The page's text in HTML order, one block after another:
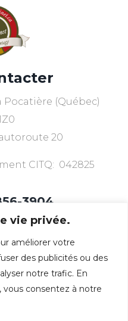
vie privée.
améliorer votre
des publicités ou des
notre trafic. En
vous consentez à notre
Pocatière (Québec)
20
CITQ: 042825
3904
ce dont
besoin